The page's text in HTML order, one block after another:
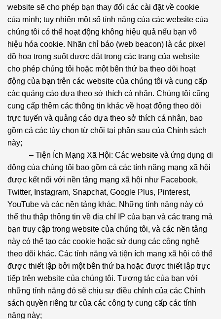
website sẽ cho phép bạn thay đổi các cài đặt về cookie
của mình; tuy nhiên một số tính năng của các website của
chúng tôi có thể hoạt động không hiệu quả nếu bạn vô
hiệu hóa cookie. Nhãn chỉ báo (web beacon) là các pixel
đồ họa trong suốt được đặt trong các trang của website
cho phép chúng tôi hoặc một bên thứ ba theo dõi hoạt
động của bạn trên các website của chúng tôi và cung cấp
các quảng cáo dựa theo sở thích cá nhân. Chúng tôi cũng
cung cấp thêm các thông tin khác về hoạt động theo dõi
trực tuyến và quảng cáo dựa theo sở thích cá nhân, bao
gồm cả các tùy chọn từ chối tại phần sau của Chính sách
này;
– Tiện Ích Mạng Xã Hội: Các website và ứng dụng di
động của chúng tôi bao gồm cả các tính năng mạng xã hội
được kết nối với nền tảng mạng xã hội như Facebook,
Twitter, Instagram, Snapchat, Google Plus, Pinterest,
YouTube và các nền tảng khác. Những tính năng này có
thể thu thập thông tin về địa chỉ IP của bạn và các trang mà
bạn truy cập trong website của chúng tôi, và các nền tảng
này có thể tạo các cookie hoặc sử dụng các công nghệ
theo dõi khác. Các tính năng và tiện ích mạng xã hội có thể
được thiết lập bởi một bên thứ ba hoặc được thiết lập trực
tiếp trên website của chúng tôi. Tương tác của bạn với
những tính năng đó sẽ chịu sự điều chỉnh của các Chính
sách quyền riêng tư của các công ty cung cấp các tính
năng này;